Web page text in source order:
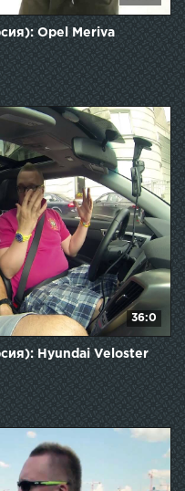
Opel Meriva
36:0
Hyundai Veloster